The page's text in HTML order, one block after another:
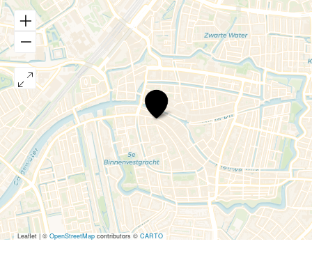
Quartetto
Cremona
–
Haydn,
Grieg,
Brahms
Leaflet|©OpenStreetMapcontributors ©CARTO